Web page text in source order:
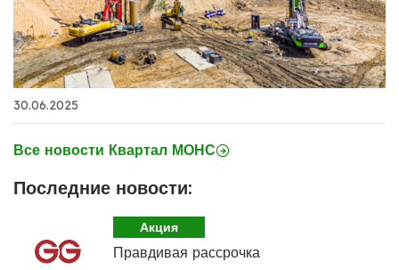
30.06.2025
Все новости Квартал МОНС
Последние новости:
Акция
Правдивая рассрочка